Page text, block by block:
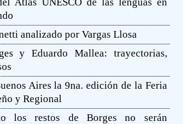
analizado por Vargas Llosa
y Eduardo Mallea: trayectorias,
Aires la 9na. edición de la Feria
y Regional
los restos de Borges no serán